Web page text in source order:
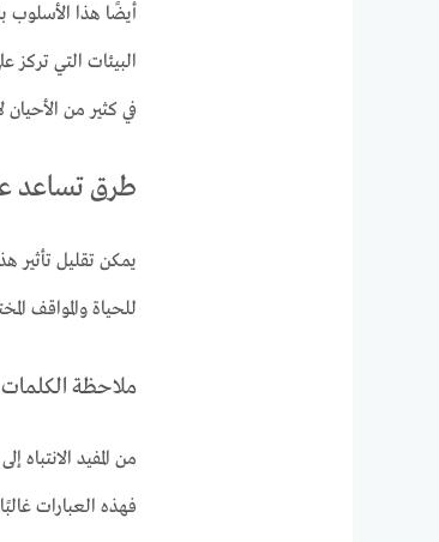
أيضًا هذا الأسلوب
البيئات التي تركز
في كثير من الأحيان
طرق تساعد
يمكن تقليل تأثير
للحياة والمواقف
ملاحظة الكلمات
من المفيد
فهذه العبارات